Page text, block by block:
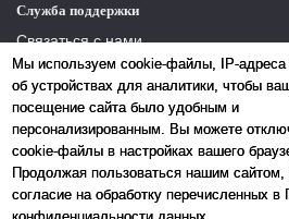
Мы используем cookie-файлы, IP-
об устройствах для аналитики, чтобы
посещение сайта было удобным и
персонализированным. Вы можете
cookie-файлы в настройках вашего
Продолжая пользоваться нашим сайтом,
согласие на обработку перечисленных в
Служба поддержки
Связаться с нами
Отзывы
Производители
Карта сайта